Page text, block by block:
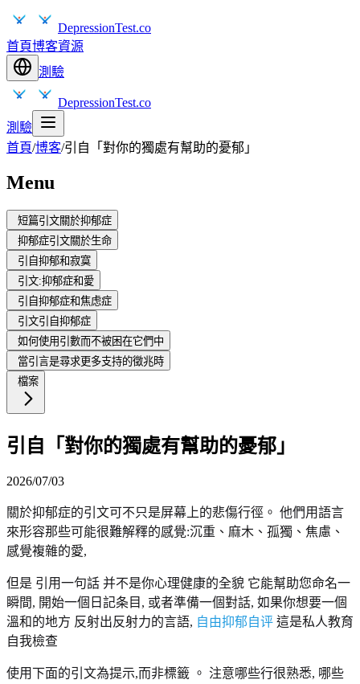
DepressionTest.co
首頁博客資源
測驗
DepressionTest.co
測驗
首頁/博客/引自「對你的獨處有幫助的憂郁」
Menu
短篇引文關於抑郁症
抑郁症引文關於生命
引自抑郁和寂寞
引文:抑郁症和愛
引自抑郁症和焦虑症
引文引自抑郁症
如何使用引數而不被困在它們中
當引言是尋求更多支持的徵兆時
檔案
引自「對你的獨處有幫助的憂郁」
2026/07/03
關於抑郁症的引文可不只是屏幕上的悲傷行徑。 他們用語言
來形容那些可能很難解釋的感覺:沉重、麻木、孤獨、焦慮、
感覺複雜的愛,
但是 引用一句話 并不是你心理健康的全貌 它能幫助您命名一
瞬間, 開始一個日記条目, 或者準備一個對話, 如果你想要一個
溫和的地方 反射出反射力的言語, 自由抑郁自评 這是私人教育
自我檢查
使用下面的引文為提示,而非標籤 。 注意哪些行很熟悉, 哪些